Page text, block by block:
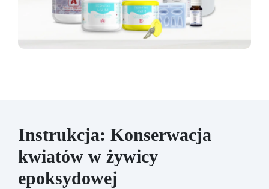
Instrukcja: Konserwacja
kwiatów w żywicy
epoksydowej